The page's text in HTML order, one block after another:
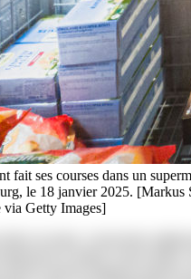
fait ses courses dans un
le 18 janvier 2025. [Markus
via Getty Images]